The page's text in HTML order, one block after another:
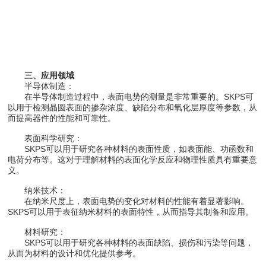
三、应用领域
半导体制造：
在半导体制造过程中，表面电势的测量是非常重要的。SKPS可
以用于检测晶圆表面的掺杂浓度、缺陷分布和氧化层厚度等参数，从
而提高器件的性能和可靠性。
表面科学研究：
SKPS可以用于研究各种材料的表面性质，如表面能、功函数和
电荷分布等。这对于理解材料的表面化学反应和物理性质具有重要意
义。
纳米技术：
在纳米尺度上，表面电势的变化对材料的性能有着显著影响。
SKPS可以用于表征纳米材料的表面特性，从而指导其制备和应用。
材料研究：
SKPS可以用于研究各种材料的表面缺陷、损伤和污染等问题，
从而为材料的设计和优化提供参考。